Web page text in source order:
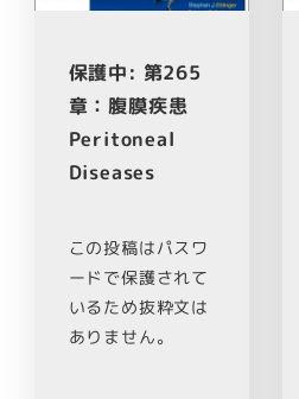
保護中: 第265
章：腹膜疾患
Peritoneal
Diseases
この投稿はパスワ
ードで保護されて
いるため抜粋文は
ありません。